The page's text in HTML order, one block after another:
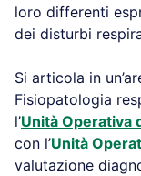
loro differenti
dei disturbi
Si articola in
Fisiopatologia
l’Unità Operativa
con l’Unità
valutazione